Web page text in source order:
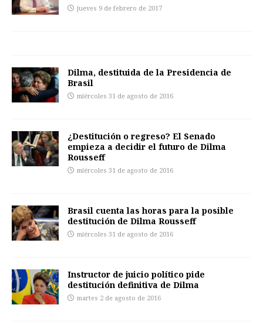
jueves 9 de febrero de 2017
Dilma, destituida de la Presidencia de
Brasil
miércoles 31 de agosto de 2016
¿Destitución o regreso? El Senado
empieza a decidir el futuro de Dilma
Rousseff
miércoles 31 de agosto de 2016
Brasil cuenta las horas para la posible
destitución de Dilma Rousseff
miércoles 31 de agosto de 2016
Instructor de juicio político pide
destitución definitiva de Dilma
martes 2 de agosto de 2016